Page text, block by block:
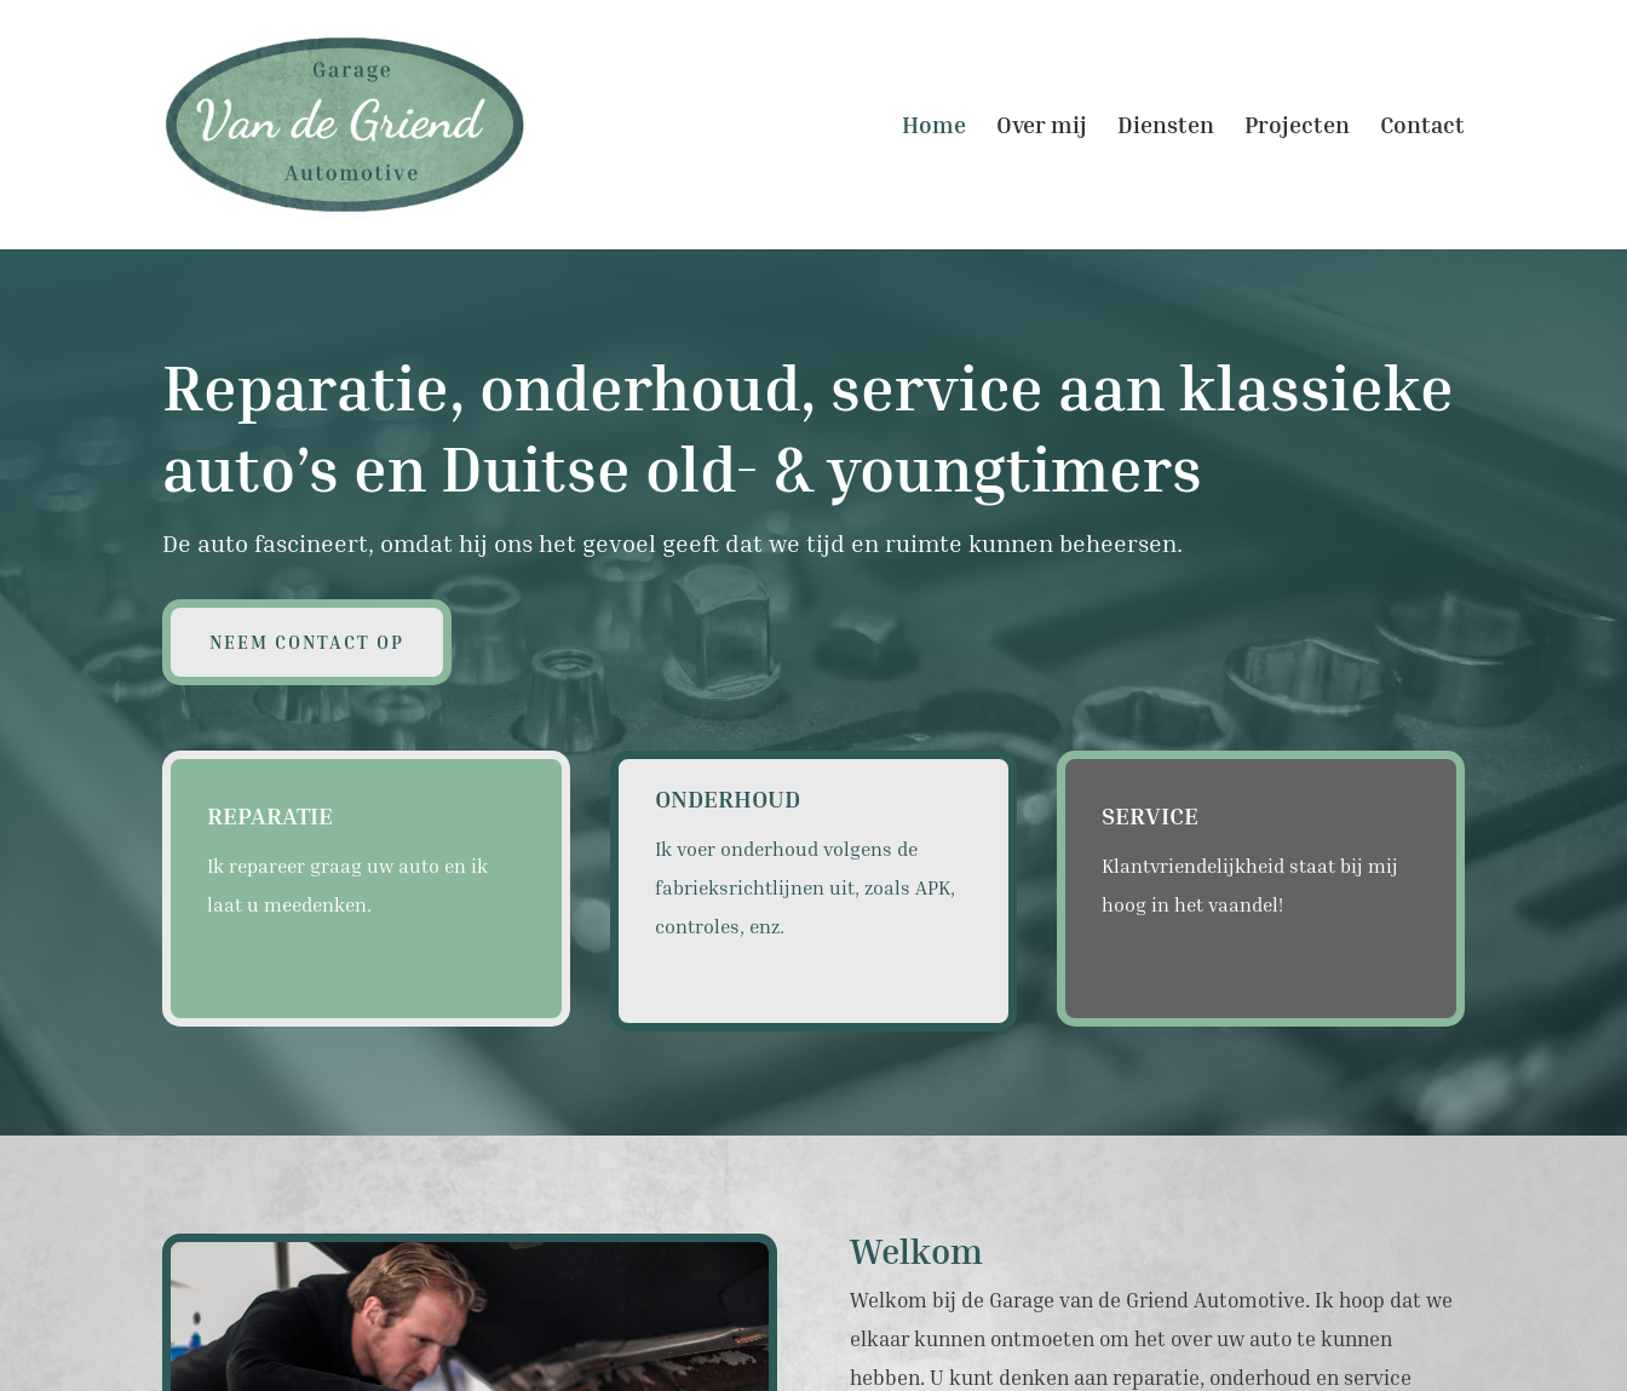
Home Over mij Diensten Projecten Contact
Reparatie, onderhoud, service aan klassieke
auto’s en Duitse old- & youngtimers
De auto fascineert, omdat hij ons het gevoel geeft dat we tijd en ruimte kunnen beheersen.
NEEM CONTACT OP
REPARATIE
Ik repareer graag uw auto en ik
laat u meedenken.
ONDERHOUD
Ik voer onderhoud volgens de
fabrieksrichtlijnen uit, zoals APK,
controles, enz.
SERVICE
Klantvriendelijkheid staat bij mij
hoog in het vaandel!
Welkom
Welkom bij de Garage van de Griend Automotive. Ik hoop dat we
elkaar kunnen ontmoeten om het over uw auto te kunnen
hebben. U kunt denken aan reparatie, onderhoud en service